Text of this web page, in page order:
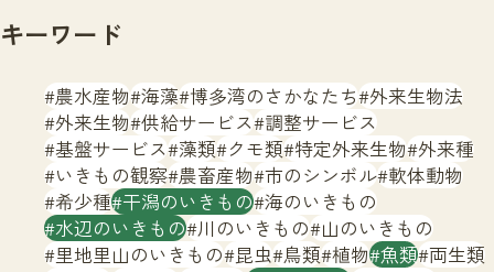
文字サイズ 小 中 大
生物多様性ふくおかウェブセンターとは
サイトマップ
キーワード
農水産物 海藻 博多湾のさかなたち 外来生物法
外来生物 供給サービス 調整サービス
基盤サービス 藻類 クモ類 特定外来生物 外来種
いきもの観察 農畜産物 市のシンボル 軟体動物
希少種 干潟のいきもの 海のいきもの
水辺のいきもの 川のいきもの 山のいきもの
里地里山のいきもの 昆虫 鳥類 植物 魚類 両生類